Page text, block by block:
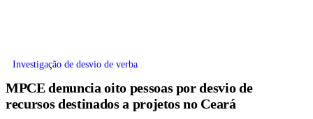
Investigação de desvio de verba
MPCE denuncia oito pessoas por desvio de
recursos destinados a projetos no Ceará